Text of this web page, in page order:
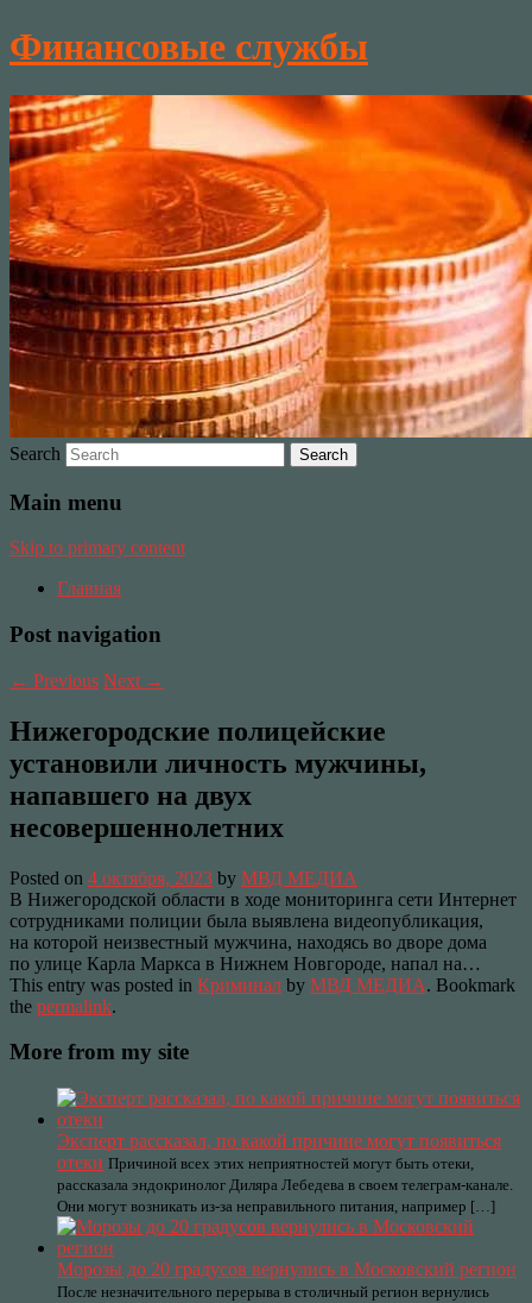
Финансовые службы
Search
Main menu
Skip to primary content
Главная
Post navigation
← Previous Next →
Нижегородские полицейские
установили личность мужчины,
напавшего на двух
несовершеннолетних
Posted on 4 октября, 2023 by МВД МЕДИА
В Нижегородской области в ходе мониторинга сети Интернет
сотрудниками полиции была выявлена видеопубликация,
на которой неизвестный мужчина, находясь во дворе дома
по улице Карла Маркса в Нижнем Новгороде, напал на…
This entry was posted in Криминал by МВД МЕДИА. Bookmark
the permalink.
More from my site
Эксперт рассказал, по какой причине могут появиться
отеки Причиной всех этих неприятностей могут быть отеки,
рассказала эндокринолог Диляра Лебедева в своем телеграм-канале.
Они могут возникать из-за неправильного питания, например […]
Морозы до 20 градусов вернулись в Московский регион
После незначительного перерыва в столичный регион вернулись